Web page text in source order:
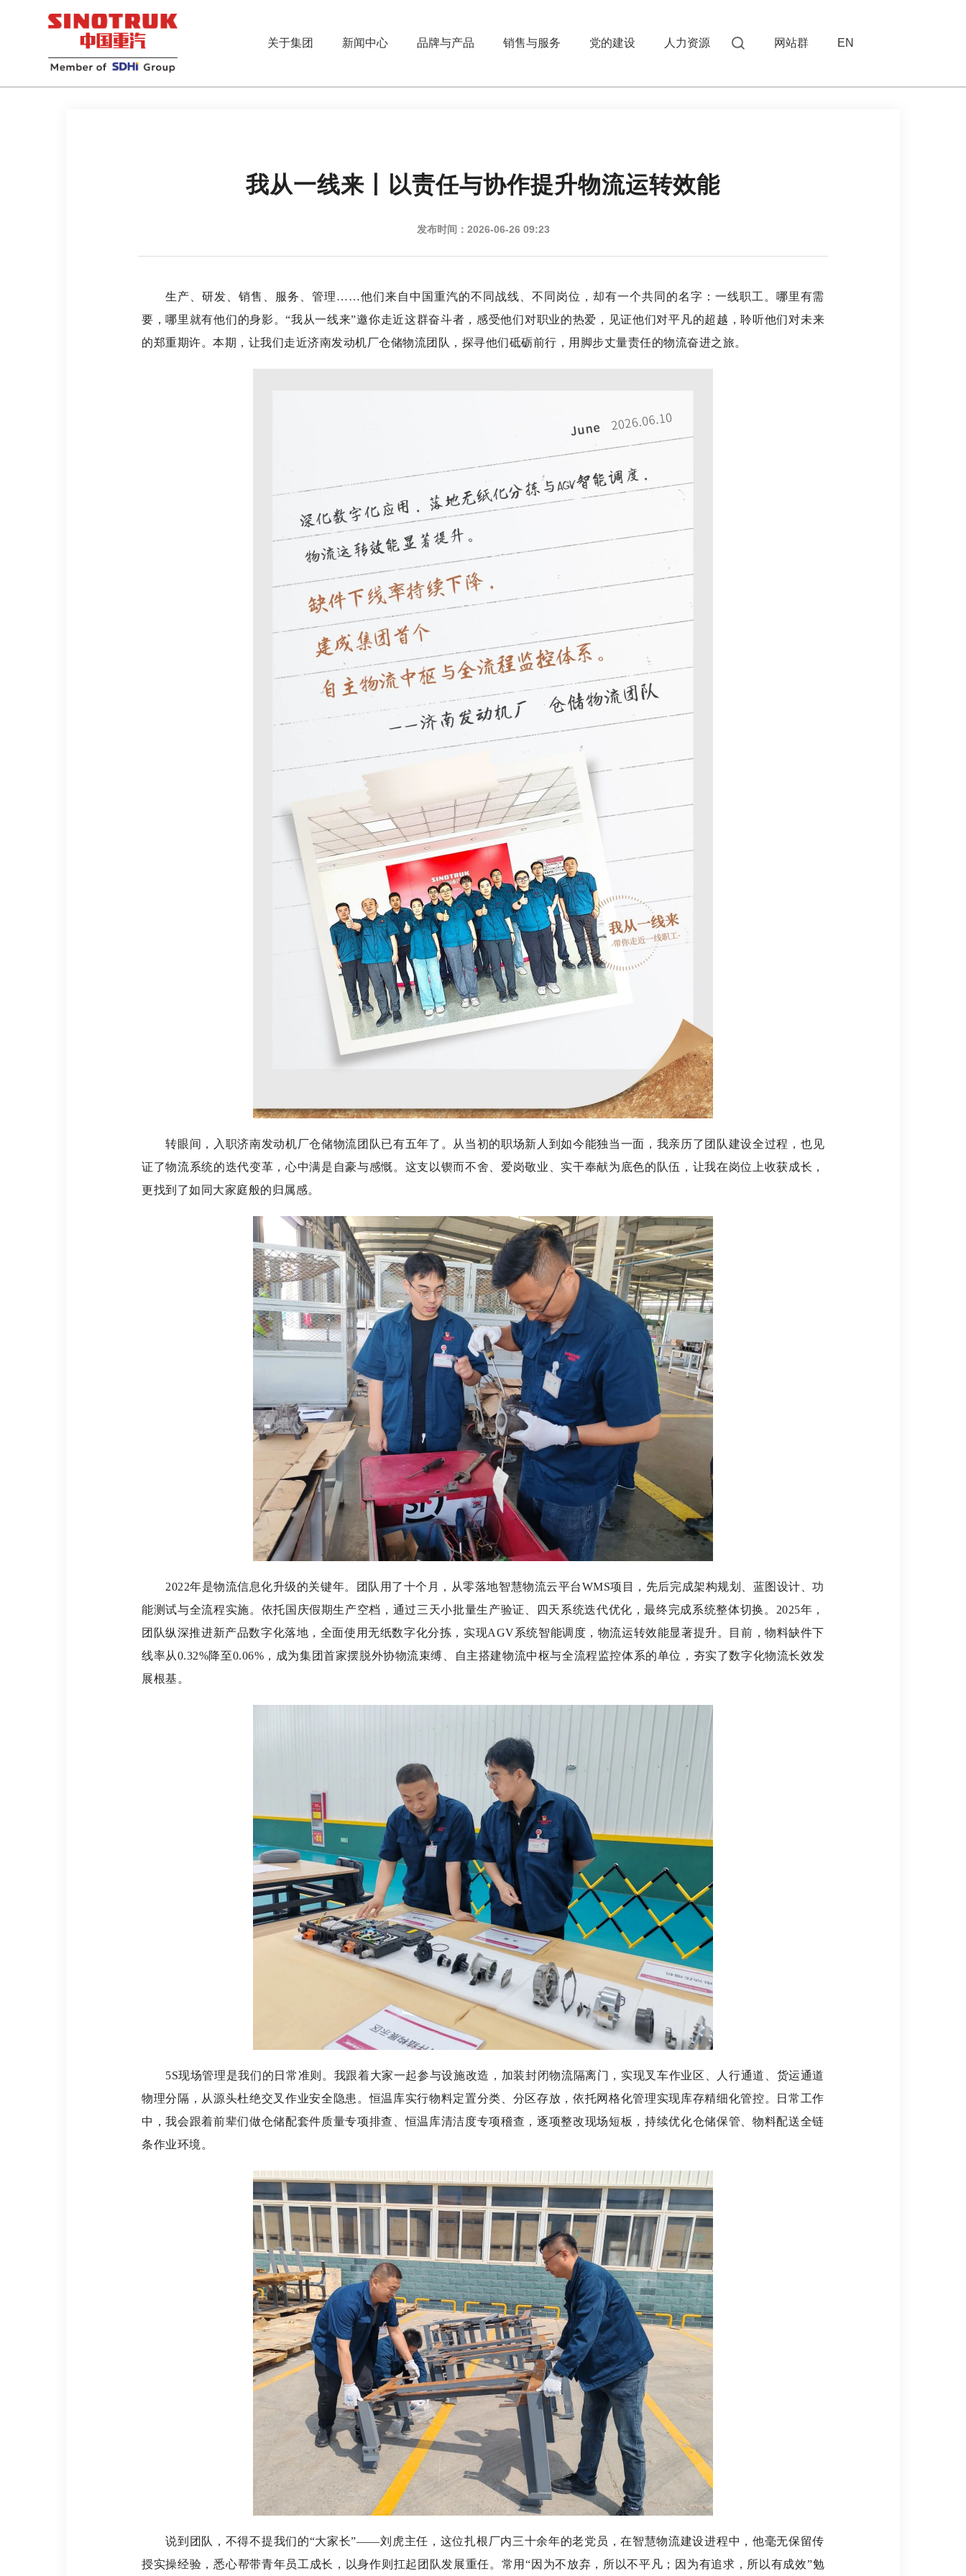
关于集团 新闻中心 品牌与产品 销售与服务 党的建设 人力资源 网站群 EN
我从一线来丨以责任与协作提升物流运转效能
发布时间：2026-06-26 09:23
生产、研发、销售、服务、管理……他们来自中国重汽的不同战线、不同岗位，却有一个共同的名字：一线职工。哪里有需
要，哪里就有他们的身影。“我从一线来”邀你走近这群奋斗者，感受他们对职业的热爱，见证他们对平凡的超越，聆听他们对未来
的郑重期许。本期，让我们走近济南发动机厂仓储物流团队，探寻他们砥砺前行，用脚步丈量责任的物流奋进之旅。
转眼间，入职济南发动机厂仓储物流团队已有五年了。从当初的职场新人到如今能独当一面，我亲历了团队建设全过程，也见
证了物流系统的迭代变革，心中满是自豪与感慨。这支以锲而不舍、爱岗敬业、实干奉献为底色的队伍，让我在岗位上收获成长，
更找到了如同大家庭般的归属感。
2022年是物流信息化升级的关键年。团队用了十个月，从零落地智慧物流云平台WMS项目，先后完成架构规划、蓝图设计、功
能测试与全流程实施。依托国庆假期生产空档，通过三天小批量生产验证、四天系统迭代优化，最终完成系统整体切换。2025年，
团队纵深推进新产品数字化落地，全面使用无纸数字化分拣，实现AGV系统智能调度，物流运转效能显著提升。目前，物料缺件下
线率从0.32%降至0.06%，成为集团首家摆脱外协物流束缚、自主搭建物流中枢与全流程监控体系的单位，夯实了数字化物流长效发
展根基。
5S现场管理是我们的日常准则。我跟着大家一起参与设施改造，加装封闭物流隔离门，实现叉车作业区、人行通道、货运通道
物理分隔，从源头杜绝交叉作业安全隐患。恒温库实行物料定置分类、分区存放，依托网格化管理实现库存精细化管控。日常工作
中，我会跟着前辈们做仓储配套件质量专项排查、恒温库清洁度专项稽查，逐项整改现场短板，持续优化仓储保管、物料配送全链
条作业环境。
说到团队，不得不提我们的“大家长”——刘虎主任，这位扎根厂内三十余年的老党员，在智慧物流建设进程中，他毫无保留传
授实操经验，悉心帮带青年员工成长，以身作则扛起团队发展重任。常用“因为不放弃，所以不平凡；因为有追求，所以有成效”勉